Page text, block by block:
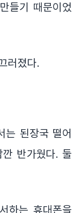
들기 때문이었
러졌다.
는 된장국 떨어
반가웠다. 둘
하는 휴대폰을